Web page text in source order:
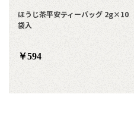
ほうじ茶平安ティーバッグ 2g×10
袋入
￥594